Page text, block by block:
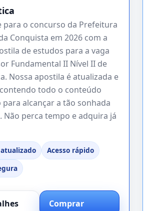
para o concurso da Prefeitura
Conquista em 2026 com a
de estudos para a vaga
Fundamental II Nível II de
Nossa apostila é atualizada e
todo o conteúdo
para alcançar a tão sonhada
Não perca tempo e adquira já
Acesso rápido
Comprar